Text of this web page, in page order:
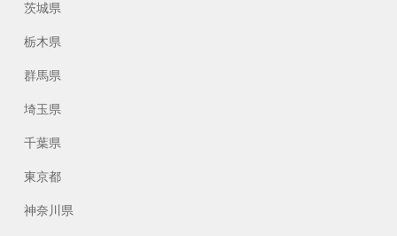
茨城県
栃木県
群馬県
埼玉県
千葉県
東京都
神奈川県